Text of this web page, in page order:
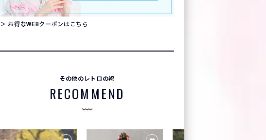
＞ お得なWEBクーポンはこちら
その他のレトロの袴
RECOMMEND